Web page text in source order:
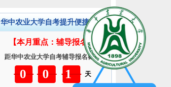
华中农业大学自考提升便捷服务
【本月重点：辅导报名】
距华中农业大学自考辅导报名截止
001天